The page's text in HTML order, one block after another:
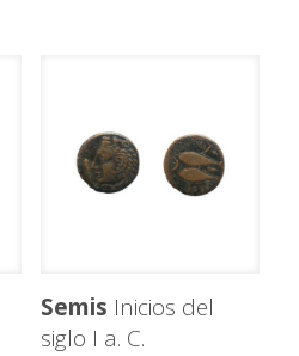
Semis Inicios del
siglo I a. C.